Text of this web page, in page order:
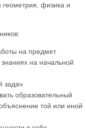
физика и
на предмет
на начальной
задач
образовательный
той или иной